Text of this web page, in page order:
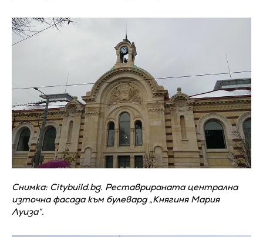
Снимка: Citybuild.bg. Реставрираната централна
източна фасада към булевард „Княгиня Мария
Луиза“.